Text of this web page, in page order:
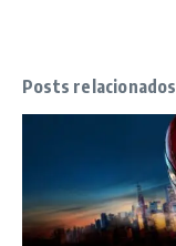
Posts relacionados